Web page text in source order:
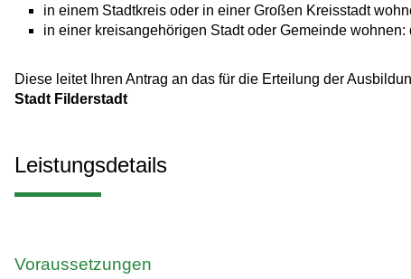
in einem Stadtkreis oder in einer Großen Kreisstadt
in einer kreisangehörigen Stadt oder Gemeinde wohnen:
Diese leitet Ihren Antrag an das für die Erteilung der
Stadt Filderstadt
Leistungsdetails
Voraussetzungen